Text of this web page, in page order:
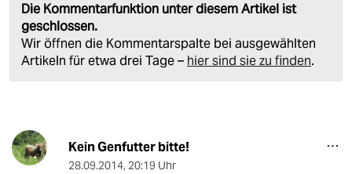
Die Kommentarfunktion unter diesem Artikel ist
geschlossen.
Wir öffnen die Kommentarspalte bei ausgewählten
Artikeln für etwa drei Tage – hier sind sie zu finden.
Kein Genfutter bitte!
28.09.2014, 20:19 Uhr